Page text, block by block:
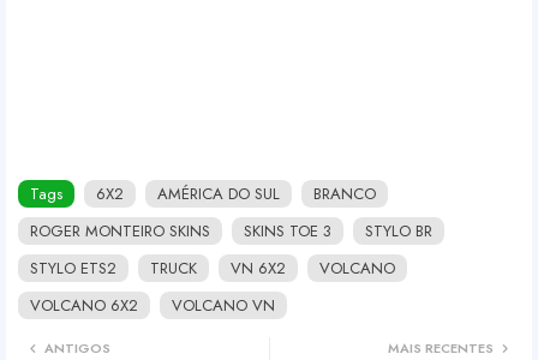
Tags 6X2 AMÉRICA DO SUL
BRANCO
ROGER MONTEIRO SKINS
SKINS TOE 3
STYLO BR
STYLO ETS2
TRUCK VN 6X2
VOLCANO
VOLCANO 6X2
VOLCANO VN
MAIS RECENTES
ANTIGOS